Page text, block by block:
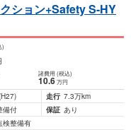
ション+Safety S-HY
)
諸費用 (税込)
10.6 万円
走行 7.3万km
備付 保証 あり
検整備有